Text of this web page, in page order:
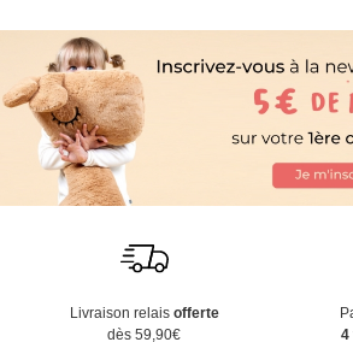
Livraison relais offerte
dès 59,90€
4